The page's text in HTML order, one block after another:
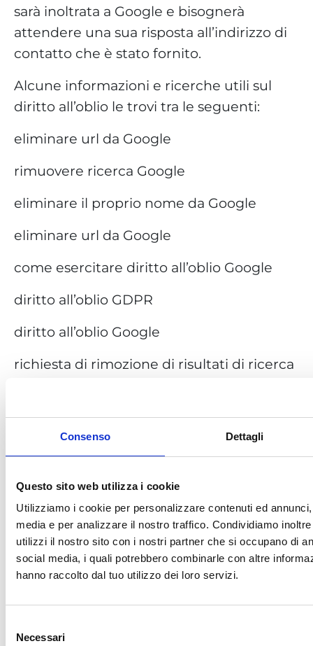
Consenso Dettagli
Questo sito web utilizza i cookie
Utilizziamo i cookie per personalizzare contenuti ed
media e per analizzare il nostro traffico. Condividiamo
utilizzi il nostro sito con i nostri partner che si occupano di
social media, i quali potrebbero combinarle con altre
hanno raccolto dal tuo utilizzo dei loro servizi.
delNecessari
sarà inoltrata a Google e bisognerà
attendere una sua risposta all’indirizzo di
contatto che è stato fornito.
Alcune informazioni e ricerche utili sul
diritto all’oblio le trovi tra le seguenti:
eliminare url da Google
rimuovere ricerca Google
eliminare il proprio nome da Google
eliminare url da Google
come esercitare diritto all’oblio Google
diritto all’oblio GDPR
diritto all’oblio Google
richiesta di rimozione di risultati di ricerca
eliminare URL da Google
eliminare risultati personali da Google
togliere notizie da Google
cancellare articoli da Google
come farsi cancellare da Google
cancellare notizie da Google